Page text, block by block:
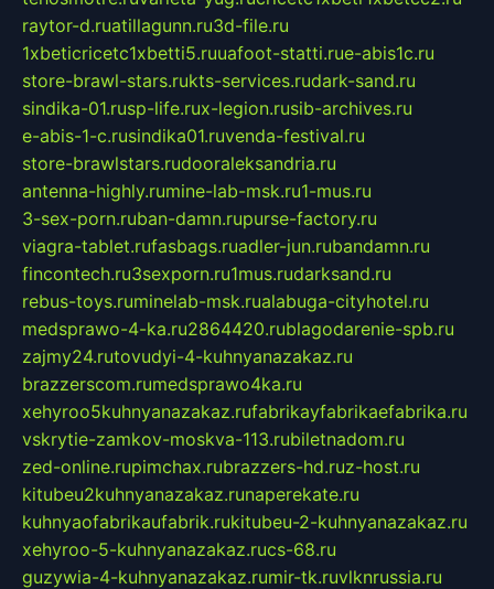
raytor-d.ruatillagunn.ru3d-file.ru
1xbeticricetc1xbetti5.ruuafoot-statti.rue-abis1c.ru
store-brawl-stars.rukts-services.rudark-sand.ru
sindika-01.rusp-life.rux-legion.rusib-archives.ru
e-abis-1-c.rusindika01.ruvenda-festival.ru
store-brawlstars.rudooraleksandria.ru
antenna-highly.rumine-lab-msk.ru1-mus.ru
3-sex-porn.ruban-damn.rupurse-factory.ru
viagra-tablet.rufasbags.ruadler-jun.rubandamn.ru
fincontech.ru3sexporn.ru1mus.rudarksand.ru
rebus-toys.ruminelab-msk.rualabuga-cityhotel.ru
medsprawo-4-ka.ru2864420.rublagodarenie-spb.ru
zajmy24.rutovudyi-4-kuhnyanazakaz.ru
brazzerscom.rumedsprawo4ka.ru
xehyroo5kuhnyanazakaz.rufabrikayfabrikaefabrika.ru
vskrytie-zamkov-moskva-113.rubiletnadom.ru
zed-online.rupimchax.rubrazzers-hd.ruz-host.ru
kitubeu2kuhnyanazakaz.runaperekate.ru
kuhnyaofabrikaufabrik.rukitubeu-2-kuhnyanazakaz.ru
xehyroo-5-kuhnyanazakaz.rucs-68.ru
guzywia-4-kuhnyanazakaz.rumir-tk.ruvlknrussia.ru